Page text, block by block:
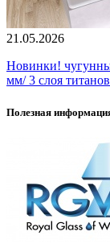
21.05.2026
Новинки!
мм/ 3 слоя
Полезная